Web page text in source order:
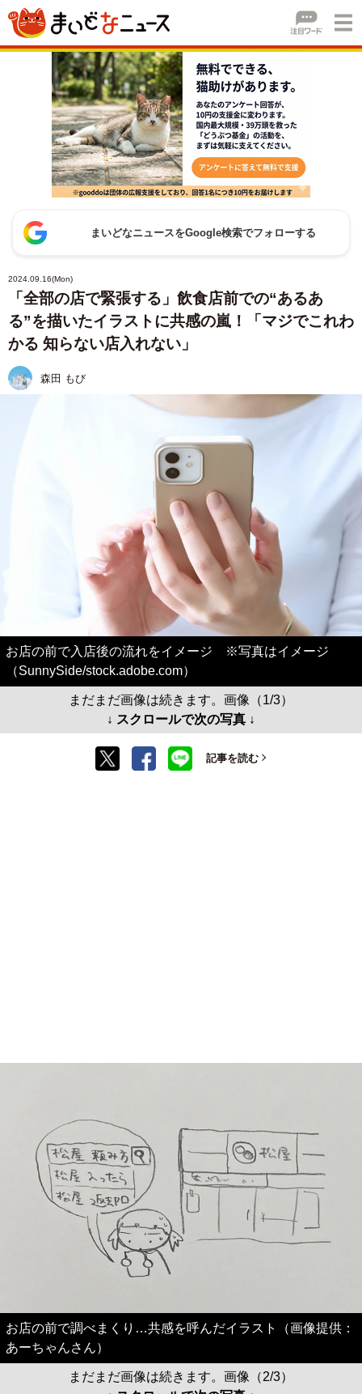
まいどなニュースをGoogle検索でフォローする
2024.09.16(Mon)
「全部の店で緊張する」飲食店前での“あるあ
る”を描いたイラストに共感の嵐！「マジでこれわ
かる 知らない店入れない」
森田 もび
お店の前で入店後の流れをイメージ ※写真はイメージ
（SunnySide/stock.adobe.com）
まだまだ画像は続きます。画像（1/3）
↓ スクロールで次の写真 ↓
記事を読む
お店の前で調べまくり…共感を呼んだイラスト（画像提供：
あーちゃんさん）
まだまだ画像は続きます。画像（2/3）